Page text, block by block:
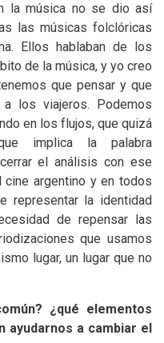
la música no se dio así
las músicas folclóricas
Ellos hablaban de los
de la música, y yo creo
que pensar y que
los viajeros. Podemos
en los flujos, que quizá
implica la palabra
el análisis con ese
cine argentino y en todos
representar la identidad
de repensar las
que usamos
lugar, un lugar que no
¿qué elementos
ayudarnos a cambiar el